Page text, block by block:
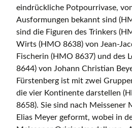
eindrückliche Potpourrivase,
Ausformungen bekannt sind
sind die Figuren des Trinkers
Wirts (HMO 8638) von Jean-
Fischerin (HMO 8637) und des
8644) von Johann Christian
Fürstenberg ist mit zwei
die vier Kontinente darstellen
8658). Sie sind nach Meissener
Elias Meyer geformt, wobei in